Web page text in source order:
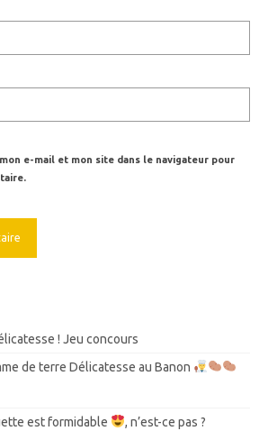
e-mail et mon site dans le navigateur pour
! Jeu concours
de terre Délicatesse au Banon
est formidable
, n’est-ce pas ?